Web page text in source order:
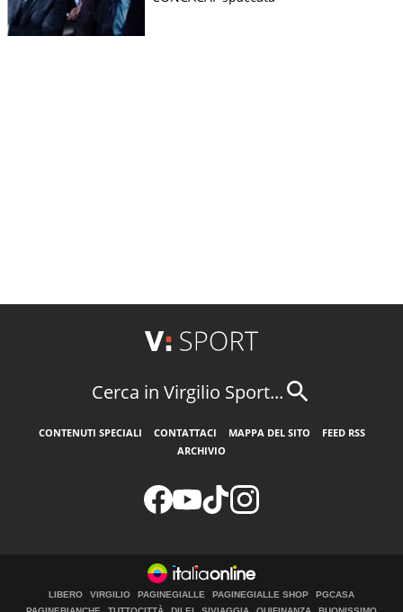
Cerca in Virgilio Sport...
CONTENUTI SPECIALI CONTATTACI MAPPA DEL SITO
FEED RSS
ARCHIVIO
LIBERO VIRGILIO PAGINEGIALLE PAGINEGIALLE SHOP
PGCASA